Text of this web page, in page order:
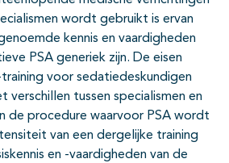
wordt gebruikt is ervan
kennis en vaardigheden
PSA generiek zijn. De eisen
voor sedatiedeskundigen
verschillen tussen specialismen en
de procedure waarvoor PSA wordt
van een dergelijke training
en -vaardigheden van de